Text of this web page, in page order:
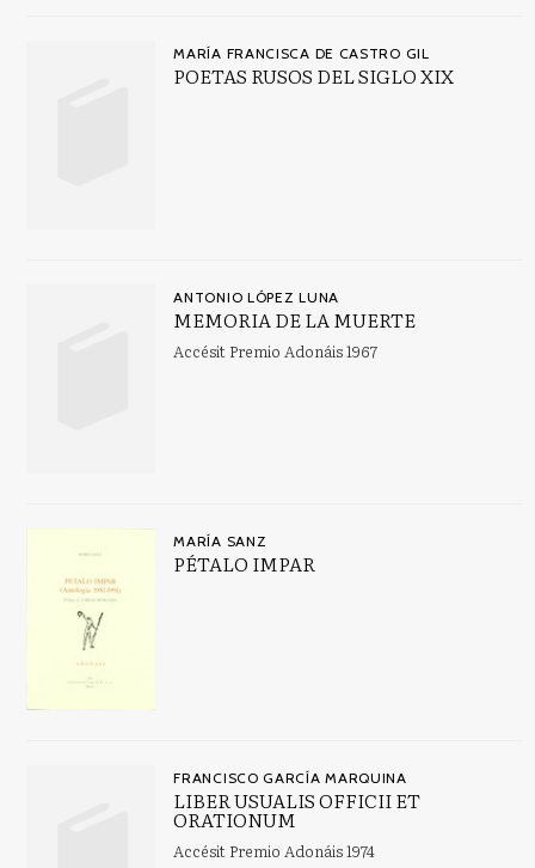
MARÍA FRANCISCA DE CASTRO GIL
POETAS RUSOS DEL SIGLO XIX
ANTONIO LÓPEZ LUNA
MEMORIA DE LA MUERTE
Accésit Premio Adonáis 1967
MARÍA SANZ
PÉTALO IMPAR
FRANCISCO GARCÍA MARQUINA
LIBER USUALIS OFFICII ET
ORATIONUM
Accésit Premio Adonáis 1974